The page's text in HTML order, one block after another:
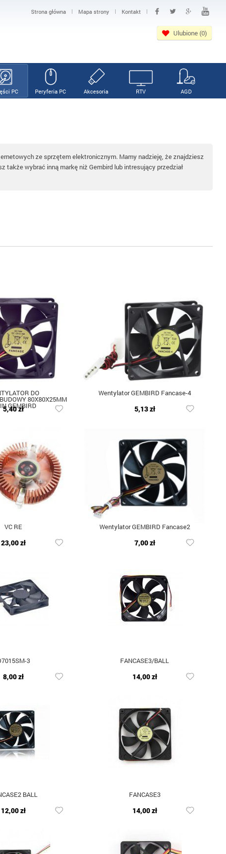
Strona główna | Mapa strony | Kontakt |
Ulubione (0)
PC Peryferia PC Akcesoria RTV AGD
ze sprzętem elektronicznym. Mamy nadzieję, że znajdziesz
także wybrać inną markę niż Gembird lub intresujący przedział
DO
80X80X25MM
GEMBIRD
5,40 zł
Wentylator GEMBIRD Fancase-4
5,13 zł
VC RE
23,00 zł
Wentylator GEMBIRD Fancase2
7,00 zł
3
8,00 zł
FANCASE3/BALL
14,00 zł
BALL
12,00 zł
FANCASE3
14,00 zł